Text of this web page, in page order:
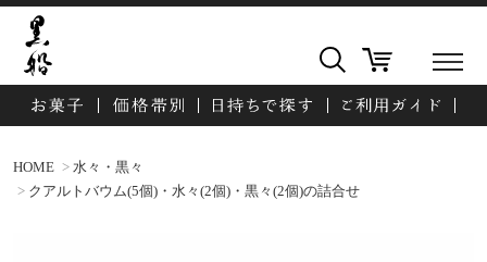
HOME
水々・黒々
クアルトバウム(5個)・水々(2個)・黒々(2個)の詰合せ